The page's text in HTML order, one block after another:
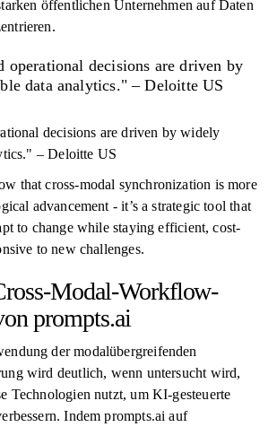
öffentlichen Unternehmen auf Daten
operational decisions are driven by
data analytics." – Deloitte US
decisions are driven by widely
– Deloitte US
that cross-modal synchronization is more
advancement - it’s a strategic tool that
to change while staying efficient, cost-
to new challenges.
Modal-Workflow-
prompts.ai
der modalübergreifenden
wird deutlich, wenn untersucht wird,
Technologien nutzt, um KI-gesteuerte
Indem prompts.ai auf